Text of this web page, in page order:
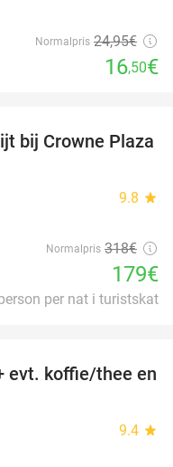
Normalpris 24,95€
16,50€
44%
bij Crowne Plaza
9.8 star
Normalpris 318€
179€
per nat i turistskat
61%
evt. koffie/thee en
9.4 star